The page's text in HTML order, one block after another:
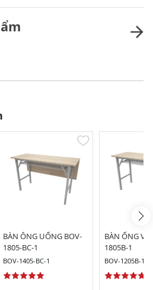
BÀN ÔNG UỐNG BOV-
1805-BC-1
BOV-1405-BC-1
BÀN ỐNG
1805B-1
BOV-1205B-1